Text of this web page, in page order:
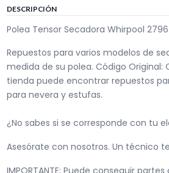
DESCRIPCIÓN
Polea Tensor Secadora Whirpool
Repuestos para varios modelos de
medida de su polea. Código Original:
tienda puede encontrar repuestos
para nevera y estufas.
¿No sabes si se corresponde con tu
Asesórate con nosotros. Un técnico
IMPORTANTE: Puede conseguir